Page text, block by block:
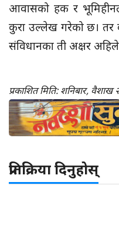
आवासको हक र
कुरा उल्लेख गरेको छ। तर
संविधानका ती अक्षर
प्रकाशित मिति: शनिबार, वैशाख
प्रतिक्रिया दिनुहोस्